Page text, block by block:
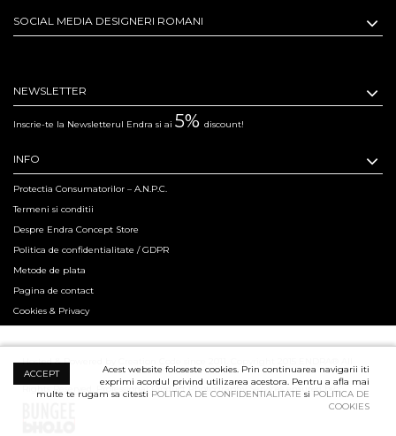
SOCIAL MEDIA DESIGNERI ROMANI
NEWSLETTER
Inscrie-te la Newsletterul Endra si ai 5% discount!
INFO
Protectia Consumatorilor – A.N.P.C.
Termeni si conditii
Despre Endra Concept Store
Politica de confidentialitate / GDPR
Metode de plata
Pagina de contact
Cookies & Privacy
Hosted & Powered by Creation Code since 2011. Copyright 2015 ENDRA® All
Rights Reserved. Professional Product Photography Services ensured by
ACCEPT
Acest website foloseste cookies. Prin continuarea navigarii iti
exprimi acordul privind utilizarea acestora. Pentru a afla mai
multe te rugam sa citesti POLITICA DE CONFIDENTIALITATE si POLITICA DE
COOKIES